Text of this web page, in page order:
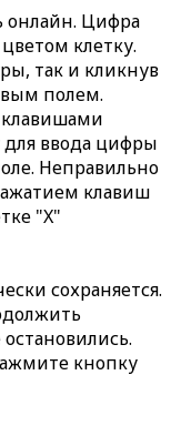
онлайн. Цифра
клетку.
так и кликнув
полем.
для ввода цифры
Неправильно
клавиш
"X"
сохраняется.
кнопку